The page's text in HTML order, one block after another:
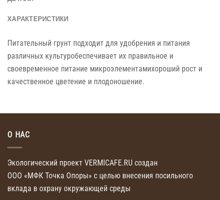
ХАРАКТЕРИСТИКИ
Питательный грунт подходит для удобрения и питания
различных культуробеспечивает их правильное и
своевременное питание микроэлементамихороший рост и
качественное цветение и плодоношение.
О НАС
Экологический проект VERMICAFE.RU создан
ООО «МФК Точка Опоры» с целью внесения посильного
вклада в охрану окружающей среды